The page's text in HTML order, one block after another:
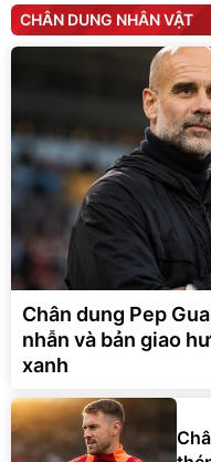
CHÂN DUNG NHÂN VẬT
Chân dung Pep
nhẫn và bản giao
xanh